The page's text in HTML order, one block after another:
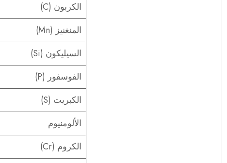
الكربون (C)
المنغنيز (Mn)
السيليكون (Si)
الفوسفور (P)
الكبريت (S)
الألومنيوم
الكروم (Cr)